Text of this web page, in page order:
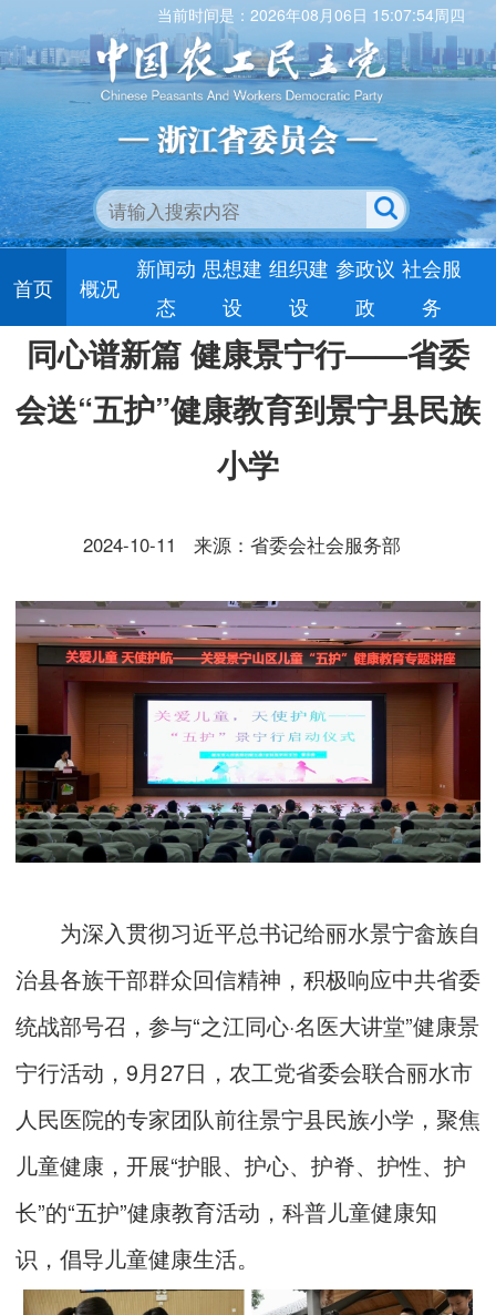
当前时间是：2026年08月06日 15:07:54周四
首页 概况
新闻动
态
思想建
设
组织建
设
参政议
政
社会服
务
同心谱新篇 健康景宁行——省委
会送“五护”健康教育到景宁县民族
小学
2024-10-11 来源：省委会社会服务部
为深入贯彻习近平总书记给丽水景宁畲族自
治县各族干部群众回信精神，积极响应中共省委
统战部号召，参与“之江同心·名医大讲堂”健康景
宁行活动，9月27日，农工党省委会联合丽水市
人民医院的专家团队前往景宁县民族小学，聚焦
儿童健康，开展“护眼、护心、护脊、护性、护
长”的“五护”健康教育活动，科普儿童健康知
识，倡导儿童健康生活。